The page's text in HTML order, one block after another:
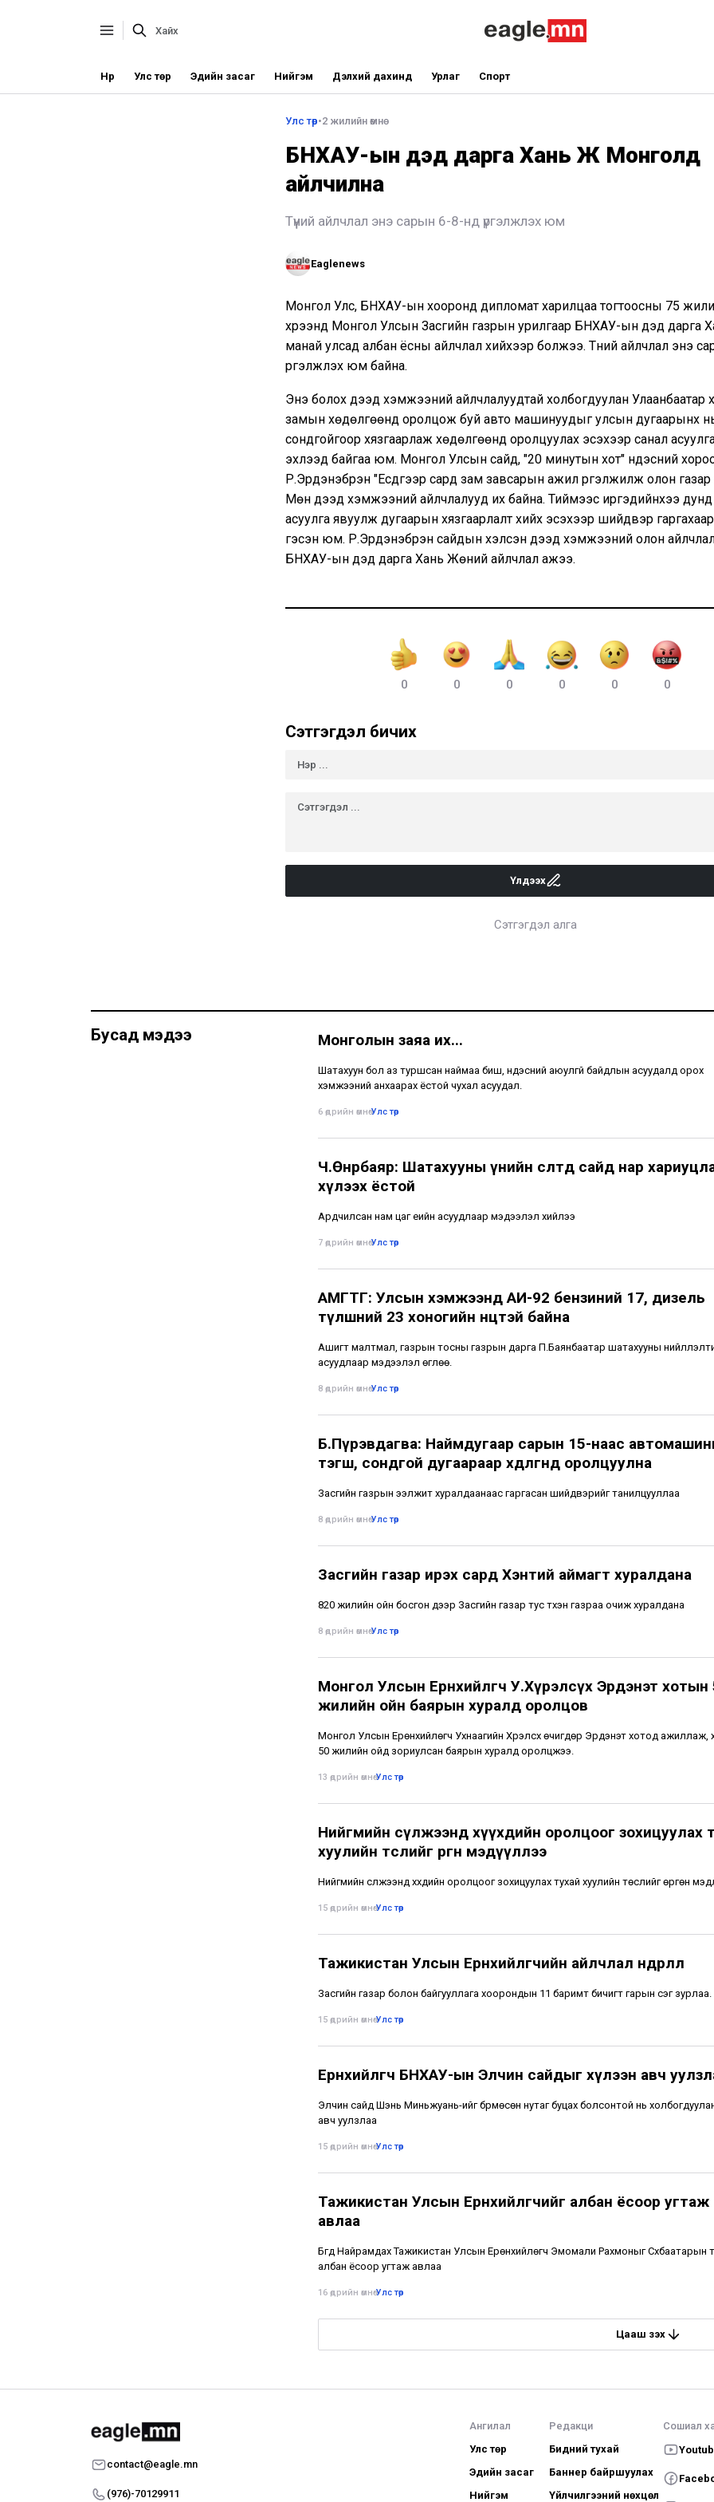
Нүүр Улс төр Эдийн засаг Нийгэм Дэлхий дахинд Урлаг Спорт
Улс төр•2 жилийн өмнө
БНХАУ-ын дэд дарга Хань Жө Монголд
айлчилна
Түүний айлчлал энэ сарын 6-8-нд үргэлжлэх юм
Eaglenews
Монгол Улс, БНХАУ-ын хооронд дипломат харилцаа тогтоосны 75
хүрээнд Монгол Улсын Засгийн газрын урилгаар БНХАУ-ын дэд дарга
манай улсад албан ёсны айлчлал хийхээр болжээ. Түүний айлчлал энэ
үргэлжлэх юм байна.
Энэ болох дээд хэмжээний айлчлалуудтай холбогдуулан Улаанбаатар
замын хөдөлгөөнд оролцож буй авто машинуудыг улсын дугаарынх
сондгойгоор хязгаарлаж хөдөлгөөнд оролцуулах эсэхээр санал
эхлээд байгаа юм. Монгол Улсын сайд, "20 минутын хот" үндэсний
Р.Эрдэнэбүрэн "Есдүгээр сард зам завсарын ажил үргэлжилж олон газар
Мөн дээд хэмжээний айлчлалууд их байна. Тиймээс иргэдийнхээ дунд
асуулга явуулж дугаарын хязгаарлалт хийх эсэхээр шийдвэр
гэсэн юм. Р.Эрдэнэбүрэн сайдын хэлсэн дээд хэмжээний олон
БНХАУ-ын дэд дарга Хань Жөний айлчлал ажээ.
0 0 0 0 0 0
Сэтгэгдэл бичих
Үлдээх
Сэтгэгдэл алга
Бусад мэдээ Монголын заяа их...
Шатахуун бол аз туршсан наймаа биш, үндэсний аюулгүй байдлын асуудалд орох
хэмжээний анхаарах ёстой чухал асуудал.
6 өдрийн өмнө•Улс төр
Ч.Өнөрбаяр: Шатахууны үнийн өсөлтөд сайд нар
хүлээх ёстой
Ардчилсан нам цаг үеийн асуудлаар мэдээлэл хийлээ
7 өдрийн өмнө•Улс төр
АМГТГ: Улсын хэмжээнд АИ-92 бензиний 17, дизель
түлшний 23 хоногийн нөөцтэй байна
Ашигт малтмал, газрын тосны газрын дарга П.Баянбаатар шатахууны
асуудлаар мэдээлэл өглөө.
8 өдрийн өмнө•Улс төр
Б.Пүрэвдагва: Наймдугаар сарын 15-наас
тэгш, сондгой дугаараар хөдөлгөөнд оролцуулна
Засгийн газрын ээлжит хуралдаанаас гаргасан шийдвэрийг танилцууллаа
8 өдрийн өмнө•Улс төр
Засгийн газар ирэх сард Хэнтий аймагт хуралдана
820 жилийн ойн босгон дээр Засгийн газар тус түүхэн газраа очиж хуралдана
8 өдрийн өмнө•Улс төр
Монгол Улсын Ерөнхийлөгч У.Хүрэлсүх Эрдэнэт хотын
жилийн ойн баярын хуралд оролцов
Монгол Улсын Ерөнхийлөгч Ухнаагийн Хүрэлсүх өчигдөр Эрдэнэт хотод ажиллаж,
50 жилийн ойд зориулсан баярын хуралд оролцжээ.
13 өдрийн өмнө•Улс төр
Нийгмийн сүлжээнд хүүхдийн оролцоог зохицуулах
хуулийн төслийг өргөн мэдүүллээ
Нийгмийн сүлжээнд хүүхдийн оролцоог зохицуулах тухай хуулийн төслийг өргөн
15 өдрийн өмнө•Улс төр
Тажикистан Улсын Ерөнхийлөгчийн айлчлал өндөрлөлөө
Засгийн газар болон байгууллага хоорондын 11 баримт бичигт гарын үсэг зурлаа.
15 өдрийн өмнө•Улс төр
Ерөнхийлөгч БНХАУ-ын Элчин сайдыг хүлээн авч
Элчин сайд Шэнь Миньжуань-ийг бүрмөсөн нутаг буцах болсонтой нь холбогдуулан
авч уулзлаа
15 өдрийн өмнө•Улс төр
Тажикистан Улсын Ерөнхийлөгчийг албан ёсоор угтаж
авлаа
Бүгд Найрамдах Тажикистан Улсын Ерөнхийлөгч Эмомали Рахмоныг Сүхбаатарын
албан ёсоор угтаж авлаа
16 өдрийн өмнө•Улс төр
Цааш үзэх
contact@eagle.mn
(976)-70129911
Ангилал
Улс төр
Эдийн засаг
Нийгэм
Редакци
Бидний тухай
Баннер байршуулах
Үйлчилгээний нөхцөл
Сошиал